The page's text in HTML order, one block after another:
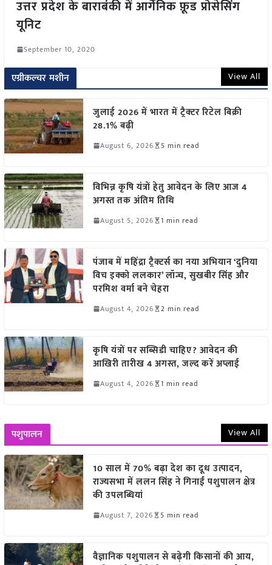
उत्तर प्रदेश के बाराबंकी में आर्गेनिक फ़ूड प्रोसेसिंग
यूनिट
September 10, 2020
एग्रीकल्चर मशीन View All
जुलाई 2026 में भारत में ट्रैक्टर रिटेल बिक्री
28.1% बढ़ी
August 6, 2026 5 min read
विभिन्न कृषि यंत्रों हेतु आवेदन के लिए आज 4
अगस्त तक अंतिम तिथि
August 5, 2026 1 min read
पंजाब में महिंद्रा ट्रैक्टर्स का नया अभियान ‘दुनिया
विच इक्को ललकार’ लॉन्च, सुखबीर सिंह और
परमिश वर्मा बने चेहरा
August 4, 2026 2 min read
कृषि यंत्रों पर सब्सिडी चाहिए? आवेदन की
आखिरी तारीख 4 अगस्त, जल्द करें अप्लाई
August 4, 2026 1 min read
पशुपालन View All
10 साल में 70% बढ़ा देश का दूध उत्पादन,
राज्यसभा में ललन सिंह ने गिनाईं पशुपालन क्षेत्र
की उपलब्धियां
August 7, 2026 5 min read
वैज्ञानिक पशुपालन से बढ़ेगी किसानों की आय,